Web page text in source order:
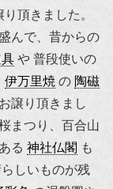
頂きました。
んで、昔からの
や 普段使いの
伊万里焼 の 陶磁
譲り頂きまし
まつり、百合山
る 神社仏閣 も
しいものが残